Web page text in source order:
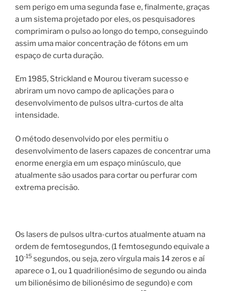
sem perigo em uma segunda fase e, finalmente, graças
a um sistema projetado por eles, os pesquisadores
comprimiram o pulso ao longo do tempo, conseguindo
assim uma maior concentração de fótons em um
espaço de curta duração.
Em 1985, Strickland e Mourou tiveram sucesso e
abriram um novo campo de aplicações para o
desenvolvimento de pulsos ultra-curtos de alta
intensidade.
O método desenvolvido por eles permitiu o
desenvolvimento de lasers capazes de concentrar uma
enorme energia em um espaço minúsculo, que
atualmente são usados para cortar ou perfurar com
extrema precisão.
Os lasers de pulsos ultra-curtos atualmente atuam na
ordem de femtosegundos, (1 femtosegundo equivale a
10-15 segundos, ou seja, zero vírgula mais 14 zeros e aí
aparece o 1, ou 1 quadrilionésimo de segundo ou ainda
um bilionésimo de bilionésimo de segundo) e com